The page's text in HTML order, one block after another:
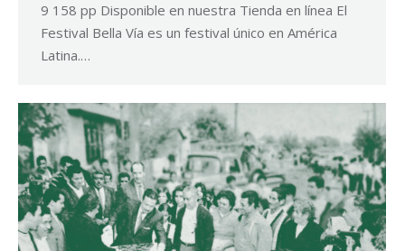
9 158 pp Disponible en nuestra Tienda en línea El
Festival Bella Vía es un festival único en América
Latina.…